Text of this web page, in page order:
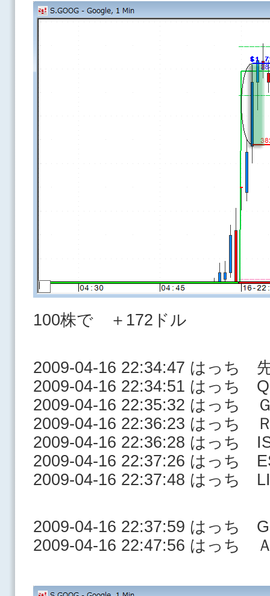
100株で ＋172ドル
2009-04-16 22:34:47 はっち
2009-04-16 22:34:51 はっち
2009-04-16 22:35:32 はっち
2009-04-16 22:36:23 はっち
2009-04-16 22:36:28 はっち
2009-04-16 22:37:26 はっち
2009-04-16 22:37:48 はっち
2009-04-16 22:37:59 はっち
2009-04-16 22:47:56 はっち